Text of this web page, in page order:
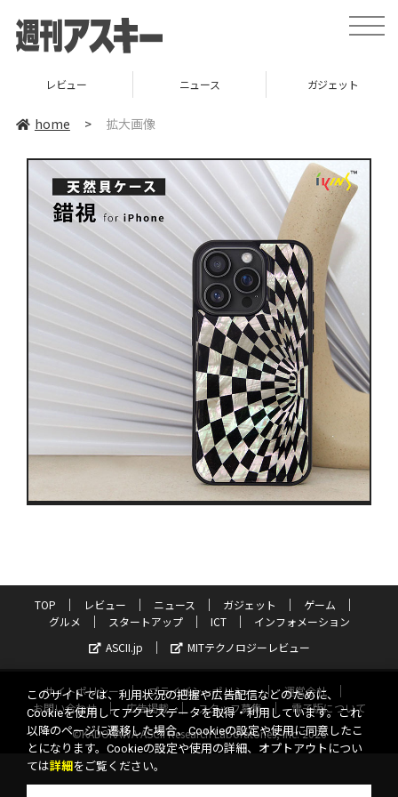
toggle
レビュー ニュース ガジェット
home > 拡大画像
TOP レビュー ニュース ガジェット
ゲーム
グルメ
スタートアップ ICT
インフォメーション
ASCII.jp
MITテクノロジーレビュー
サイトポリシー プライバシーポリシー
運営会社
お問い合わせ
広告掲載 スタッフ募集
電子版について
©KADOKAWA ASCII Research Laboratories, Inc. 2026
このサイトでは、利用状況の把握や広告配信などのために、
Cookieを使用してアクセスデータを取得・利用しています。これ
以降のページに遷移した場合、Cookieの設定や使用に同意したこ
とになります。Cookieの設定や使用の詳細、オプトアウトについ
ては詳細 をご覧ください。